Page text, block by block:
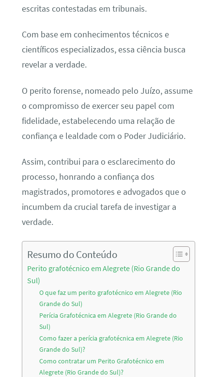
escritas contestadas em tribunais.
Com base em conhecimentos técnicos e
científicos especializados, essa ciência busca
revelar a verdade.
O perito forense, nomeado pelo Juízo, assume
o compromisso de exercer seu papel com
fidelidade, estabelecendo uma relação de
confiança e lealdade com o Poder Judiciário.
Assim, contribui para o esclarecimento do
processo, honrando a confiança dos
magistrados, promotores e advogados que o
incumbem da crucial tarefa de investigar a
verdade.
Resumo do Conteúdo
Perito grafotécnico em Alegrete (Rio Grande do
Sul)
O que faz um perito grafotécnico em Alegrete (Rio
Grande do Sul)
Perícia Grafotécnica em Alegrete (Rio Grande do
Sul)
Como fazer a perícia grafotécnica em Alegrete (Rio
Grande do Sul)?
Como contratar um Perito Grafotécnico em
Alegrete (Rio Grande do Sul)?